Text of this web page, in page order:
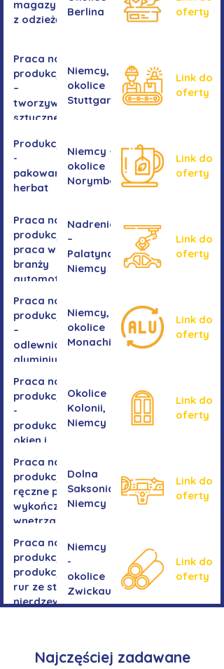
magazynie
z odzieżą
Berlina
oferty
Praca na
produkcji
–
tworzywa
sztuczne
Niemcy,
okolice
Stuttgartu
Link do
oferty
Produkcja
-
pakowanie
herbat
Niemcy -
okolice
Norymbergii
Link do
oferty
Praca na
produkcji -
praca w
branży
automotive
Nadrenia
–
Palatynat,
Niemcy
Link do
oferty
Praca na
produkcji
–
odlewnia
aluminium
Niemcy,
okolice
Monachium
Link do
oferty
Praca na
produkcji
-
produkcja
okien i
Okolice
Kolonii,
Niemcy
Link do
oferty
Praca na
produkcji -
ręczne prace
wykończeniowe
wnętrza aut
Dolna
Saksonia,
Niemcy
Link do
oferty
Praca na
produkcji-
produkcja
rur ze stali
nierdzewnej
Niemcy
-
okolice
Zwickau
Link do
oferty
Najczęściej zadawane